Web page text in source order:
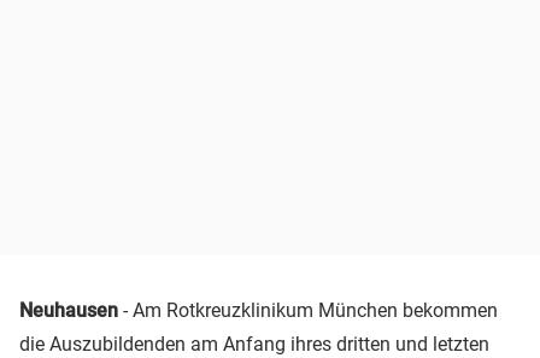
Neuhausen - Am Rotkreuzklinikum München bekommen
die Auszubildenden am Anfang ihres dritten und letzten